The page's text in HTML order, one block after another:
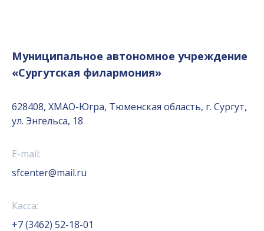
Муниципальное автономное учреждение
«Сургутская филармония»
628408, ХМАО-Югра, Тюменская область, г. Сургут,
ул. Энгельса, 18
E-mail:
sfcenter@mail.ru
Касса:
+7 (3462) 52-18-01